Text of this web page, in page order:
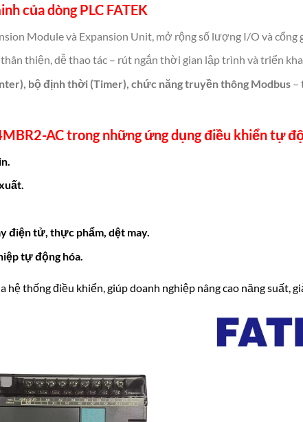
của dòng PLC FATEK
Module và Expansion Unit, mở rộng số lượng I/O và cổng
thiện, dễ thao tác – rút ngắn thời gian lập trình và triển
bộ định thời (Timer), chức năng truyền thông Modbus–
ACtrong những ứng dụngđiều khiển tự
điện tử, thực phẩm, dệt may.
tự động hóa.
hệ thống điều khiển, giúp doanh nghiệp nâng cao năng suất,